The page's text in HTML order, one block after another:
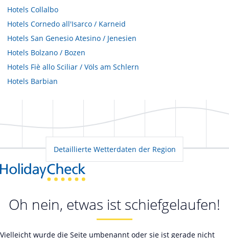
Hotels Collalbo
Hotels Cornedo all'Isarco / Karneid
Hotels San Genesio Atesino / Jenesien
Hotels Bolzano / Bozen
Hotels Fiè allo Sciliar / Völs am Schlern
Hotels Barbian
Detaillierte Wetterdaten der Region
Oh nein, etwas ist schiefgelaufen!
Vielleicht wurde die Seite umbenannt oder sie ist gerade nicht